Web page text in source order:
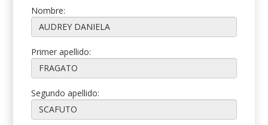
Nombre:
Primer apellido:
Segundo apellido: